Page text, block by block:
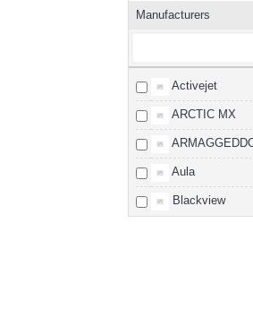
Manufacturers
Activejet
ARCTIC MX
Aula
Blackview